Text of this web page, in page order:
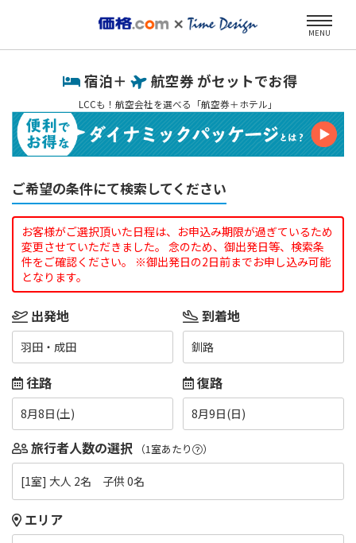
MENU
宿泊＋ 航空券 がセットでお得
LCCも！航空会社を選べる「航空券＋ホテル」
ご希望の条件にて検索してください
お客様がご選択頂いた日程は、お申込み期限が過ぎているため
変更させていただきました。 念のため、御出発日等、検索条
件をご確認ください。 ※御出発日の2日前までお申し込み可能
となります。
出発地
羽田・成田
到着地
釧路
往路
8月8日(土)
復路
8月9日(日)
旅行者人数の選択 （1室あたり ）
[1室] 大人 2名 子供 0名
エリア